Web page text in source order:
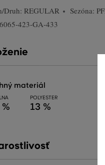
Druh: REGULAR Sezóna:
423-GA-433
materiál
%
POLYESTER
13 %